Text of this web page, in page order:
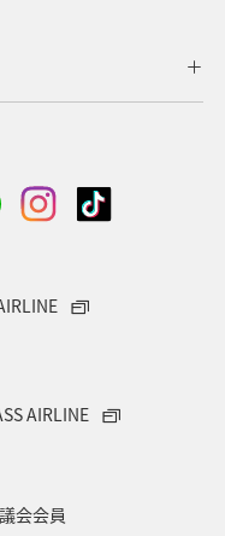
岐阜県 千葉県
兵庫県
AIRLINE
会会員